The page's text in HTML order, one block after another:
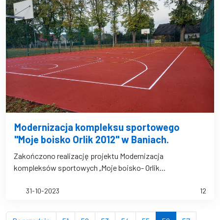
Modernizacja kompleksu sportowego
"Moje boisko Orlik 2012" w Baniach.
Zakończono realizację projektu Modernizacja
kompleksów sportowych „Moje boisko- Orlik...
31-10-2023 12